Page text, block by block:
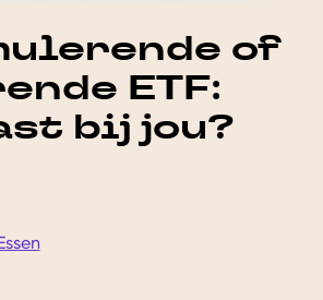
of
ETF:
bij jou?